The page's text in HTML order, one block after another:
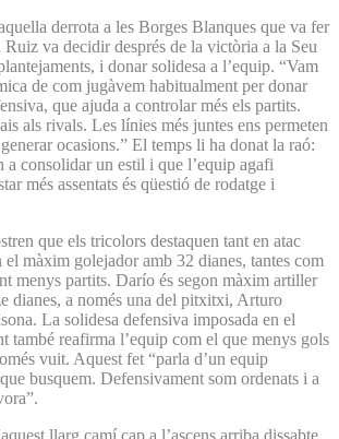
derrota a les Borges Blanques que va fer
va decidir després de la victòria a la Seu
i donar solidesa a l’equip. “Vam
de com jugàvem habitualment per donar
que ajuda a controlar més els partits.
als rivals. Les línies més juntes ens permeten
ocasions.” El temps li ha donat la raó:
a consolidar un estil i que l’equip agafi
més assentats és qüestió de rodatge i
que els tricolors destaquen tant en atac
el màxim golejador amb 32 dianes, tantes com
menys partits. Darío és segon màxim artiller
dianes, a només una del pitxitxi, Arturo
La solidesa defensiva imposada en el
també reafirma l’equip com el que menys gols
vuit. Aquest fet “parla d’un equip
busquem. Defensivament som ordenats i a
llarg camí cap a l’ascens arriba dissabte,